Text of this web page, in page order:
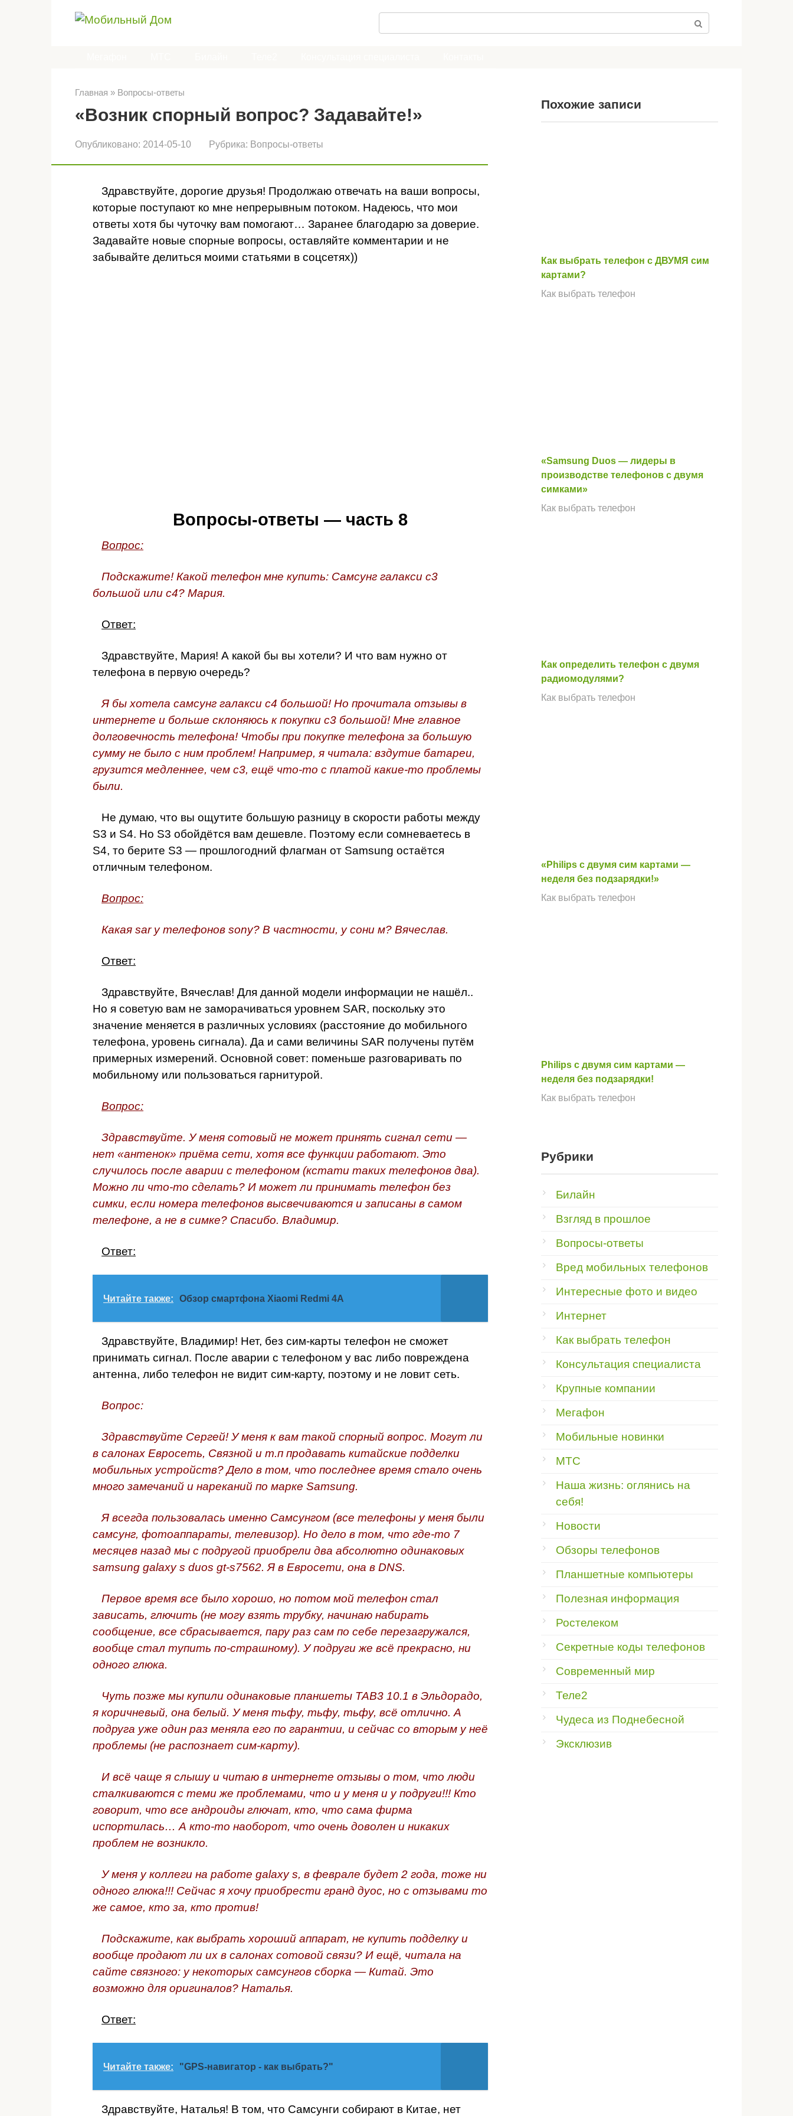
о
Главная » Вопросы-ответы
«Возник спорный вопрос? Задавайте!»
Опубликовано: 2014-05-10 Рубрика: Вопросы-ответы
Здравствуйте, дорогие друзья! Продолжаю отвечать на ваши вопросы,
которые поступают ко мне непрерывным потоком. Надеюсь, что мои
ответы хотя бы чуточку вам помогают… Заранее благодарю за доверие.
Задавайте новые спорные вопросы, оставляйте комментарии и не
забывайте делиться моими статьями в соцсетях))
Вопросы-ответы — часть 8
Вопрос:
Подскажите! Какой телефон мне купить: Самсунг галакси с3
большой или с4? Мария.
Ответ:
Здравствуйте, Мария! А какой бы вы хотели? И что вам нужно от
телефона в первую очередь?
Я бы хотела самсунг галакси с4 большой! Но прочитала отзывы в
интернете и больше склоняюсь к покупки с3 большой! Мне главное
долговечность телефона! Чтобы при покупке телефона за большую
сумму не было с ним проблем! Например, я читала: вздутие батареи,
грузится медленнее, чем с3, ещё что-то с платой какие-то проблемы
были.
Не думаю, что вы ощутите большую разницу в скорости работы между
S3 и S4. Но S3 обойдётся вам дешевле. Поэтому если сомневаетесь в
S4, то берите S3 — прошлогодний флагман от Samsung остаётся
отличным телефоном.
Вопрос:
Какая sar у телефонов sony? В частности, у сони м? Вячеслав.
Ответ:
Здравствуйте, Вячеслав! Для данной модели информации не нашёл..
Но я советую вам не заморачиваться уровнем SAR, поскольку это
значение меняется в различных условиях (расстояние до мобильного
телефона, уровень сигнала). Да и сами величины SAR получены путём
примерных измерений. Основной совет: поменьше разговаривать по
мобильному или пользоваться гарнитурой.
Вопрос:
Здравствуйте. У меня сотовый не может принять сигнал сети —
нет «антенок» приёма сети, хотя все функции работают. Это
случилось после аварии с телефоном (кстати таких телефонов два).
Можно ли что-то сделать? И может ли принимать телефон без
симки, если номера телефонов высвечиваются и записаны в самом
телефоне, а не в симке? Спасибо. Владимир.
Ответ:
Читайте также: Обзор смартфона Xiaomi Redmi 4A
Здравствуйте, Владимир! Нет, без сим-карты телефон не сможет
принимать сигнал. После аварии с телефоном у вас либо повреждена
антенна, либо телефон не видит сим-карту, поэтому и не ловит сеть.
Вопрос:
Здравствуйте Сергей! У меня к вам такой спорный вопрос. Могут ли
в салонах Евросеть, Связной и т.п продавать китайские подделки
мобильных устройств? Дело в том, что последнее время стало очень
много замечаний и нареканий по марке Samsung.
Я всегда пользовалась именно Самсунгом (все телефоны у меня были
самсунг, фотоаппараты, телевизор). Но дело в том, что где-то 7
месяцев назад мы с подругой приобрели два абсолютно одинаковых
samsung galaxy s duos gt-s7562. Я в Евросети, она в DNS.
Первое время все было хорошо, но потом мой телефон стал
зависать, глючить (не могу взять трубку, начинаю набирать
сообщение, все сбрасывается, пару раз сам по себе перезагружался,
вообще стал тупить по-страшному). У подруги же всё прекрасно, ни
одного глюка.
Чуть позже мы купили одинаковые планшеты TAB3 10.1 в Эльдорадо,
я коричневый, она белый. У меня тьфу, тьфу, тьфу, всё отлично. А
подруга уже один раз меняла его по гарантии, и сейчас со вторым у неё
проблемы (не распознает сим-карту).
И всё чаще я слышу и читаю в интернете отзывы о том, что люди
сталкиваются с теми же проблемами, что и у меня и у подруги!!! Кто
говорит, что все андроиды глючат, кто, что сама фирма
испортилась… А кто-то наоборот, что очень доволен и никаких
проблем не возникло.
У меня у коллеги на работе galaxy s, в феврале будет 2 года, тоже ни
одного глюка!!! Сейчас я хочу приобрести гранд дуос, но с отзывами то
же самое, кто за, кто против!
Подскажите, как выбрать хороший аппарат, не купить подделку и
вообще продают ли их в салонах сотовой связи? И ещё, читала на
сайте связного: у некоторых самсунгов сборка — Китай. Это
возможно для оригиналов? Наталья.
Ответ:
Читайте также: "GPS-навигатор - как выбрать?"
Здравствуйте, Наталья! В том, что Самсунги собирают в Китае, нет
Похожие записи
Как выбрать телефон с ДВУМЯ сим
картами?
Как выбрать телефон
«Samsung Duos — лидеры в
производстве телефонов с двумя
симками»
Как выбрать телефон
Как определить телефон с двумя
радиомодулями?
Как выбрать телефон
«Philips с двумя сим картами —
неделя без подзарядки!»
Как выбрать телефон
Philips с двумя сим картами —
неделя без подзарядки!
Как выбрать телефон
Рубрики
Билайн
Взгляд в прошлое
Вопросы-ответы
Вред мобильных телефонов
Интересные фото и видео
Интернет
Как выбрать телефон
Консультация специалиста
Крупные компании
Мегафон
Мобильные новинки
МТС
Наша жизнь: оглянись на
себя!
Новости
Обзоры телефонов
Планшетные компьютеры
Полезная информация
Ростелеком
Секретные коды телефонов
Современный мир
Теле2
Чудеса из Поднебесной
Эксклюзив